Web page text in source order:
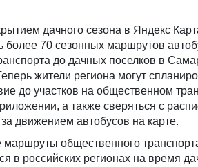
дачного сезона в Яндекс
более 70 сезонных маршрутов
до дачных поселков в
жители региона могут
до участков на общественном
а также сверяться с
за движением автобусов на карте.
общественного
в российских регионах на время